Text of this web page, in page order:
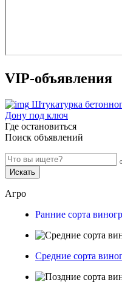
VIP-объявления
Штукатурка
Дону под ключ
Где остановиться
Поиск объявлений
Искать
Агро
Ранние сорта
Средние сорта